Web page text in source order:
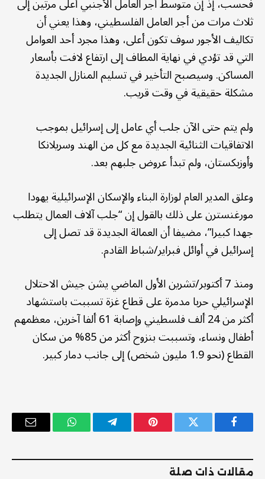
ثلاث مرات من أجر العامل الفلسطيني، وهذا يعني أن
تكاليف الأجور سوف تكون أعلى، وهذا مجرد أحد العوامل
التي قد تؤدي في نهاية المطاف إلى ارتفاع لافت بأسعار
المساكن. وسيصبح التأخير في تسليم المنازل الجديدة
مشكلة حقيقية في وقت قريب.
ولم يتم حتى الآن جلب أي عامل إلى إسرائيل بموجب
الاتفاقيات الثنائية الجديدة مع كل من الهند وسريلانكا
وأوزبكستان، ولم تبدأ عروض جلبهم بعد.
وعلق المدير العام لوزارة البناء والإسكان الإسرائيلية يهودا
مورغنسترن على ذلك بالقول إن “جلب آلاف العمال يتطلب
جهدا كبيرا”، مضيفا أن العمالة الجديدة قد تصل إلى
إسرائيل في أوائل فبراير/شباط القادم.
ومنذ 7 أكتوبر/تشرين الأول الماضي يشن جيش الاحتلال
الإسرائيلي حربا مدمرة على قطاع غزة تسببت باستشهاد
أكثر من 24 ألف فلسطيني وإصابة 61 ألفا آخرين، معظمهم
أطفال ونساء، وتسببت بنزوح أكثر من 85% من سكان
القطاع (نحو 1.9 مليون شخص) إلى جانب دمار كبير.
فيسبوك تويتر بينتيريستتيلقرام واتساب
البريد
مقالات ذات صلة